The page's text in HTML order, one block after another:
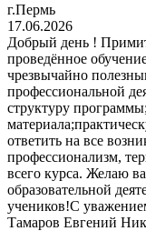
г.Пермь
17.06.2026
Добрый день !
проведённое
чрезвычайно
профессиональной
структуру
ответить на все
профессионализм,
всего курса. Желаю
образовательной
учеников!С
Тамаров Евгений